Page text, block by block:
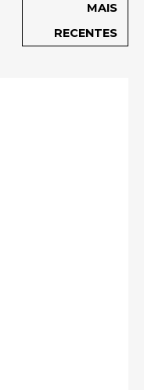
MAIS
RECENTES